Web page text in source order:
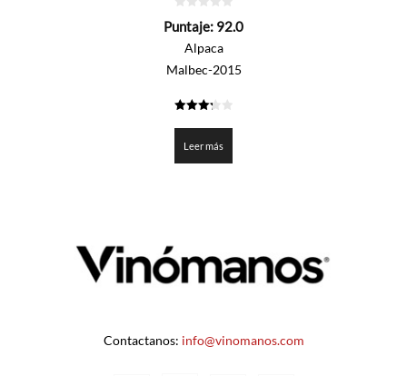
de
Puntaje: 92.0
Alpaca
Malbec-2015
de 5
Leer más
Contactanos: info@vinomanos.com